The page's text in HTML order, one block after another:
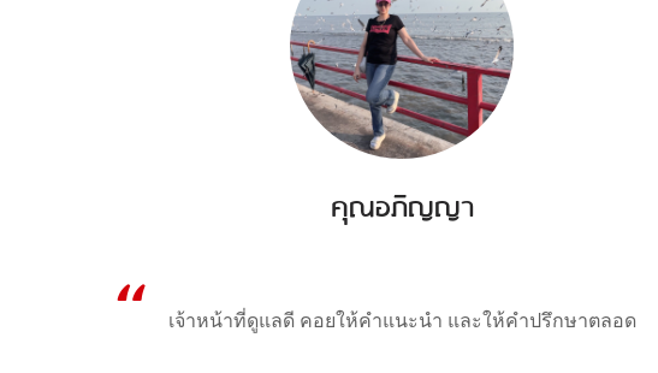
คุณอภิญญา
เจ้าหน้าที่ดูแลดี คอยให้คำแนะนำ และให้คำปรึกษาตลอด